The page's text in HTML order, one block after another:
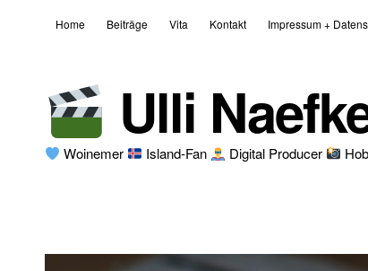
Home Beiträge Vita Kontakt Impressum +
Ulli
Woinemer Island-Fan Digital Producer